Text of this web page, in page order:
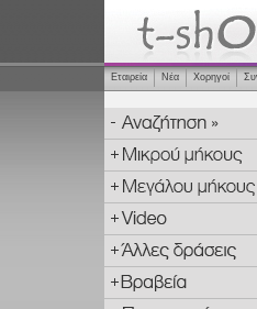
Εταιρεία Νέα Χορηγοί